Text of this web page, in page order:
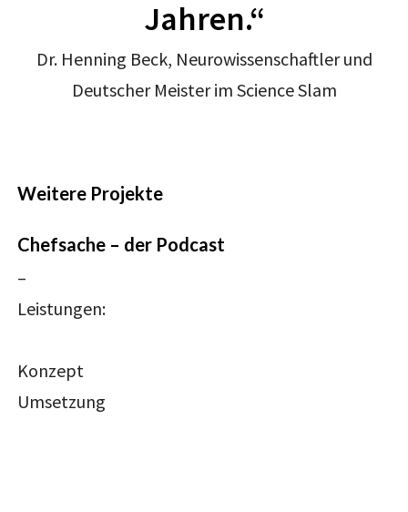
Jahren.“
Dr. Henning Beck, Neurowissenschaftler und
Deutscher Meister im Science Slam
Weitere Projekte
Chefsache – der Podcast
–
Leistungen:
Konzept
Umsetzung